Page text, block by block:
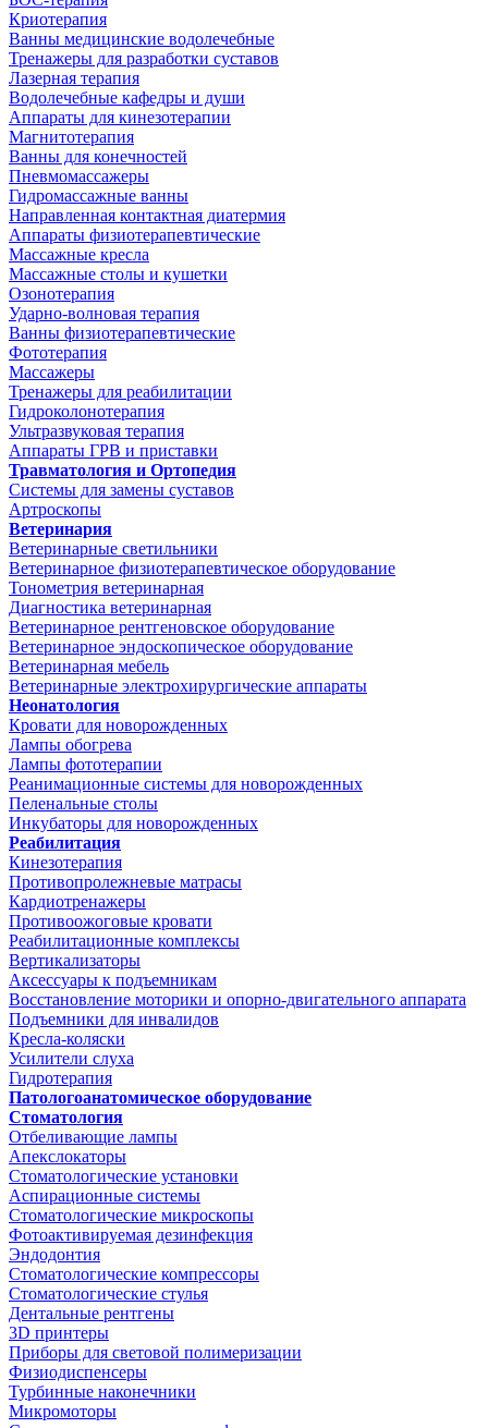
Криотерапия
Ванны медицинские водолечебные
Тренажеры для разработки суставов
Лазерная терапия
Водолечебные кафедры и души
Аппараты для кинезотерапии
Магнитотерапия
Ванны для конечностей
Пневмомассажеры
Гидромассажные ванны
Направленная контактная диатермия
Аппараты физиотерапевтические
Массажные кресла
Массажные столы и кушетки
Озонотерапия
Ударно-волновая терапия
Ванны физиотерапевтические
Фототерапия
Массажеры
Тренажеры для реабилитации
Гидроколонотерапия
Ультразвуковая терапия
Аппараты ГРВ и приставки
Травматология и Ортопедия
Системы для замены суставов
Артроскопы
Ветеринария
Ветеринарные светильники
Ветеринарное физиотерапевтическое оборудование
Тонометрия ветеринарная
Диагностика ветеринарная
Ветеринарное рентгеновское оборудование
Ветеринарное эндоскопическое оборудование
Ветеринарная мебель
Ветеринарные электрохирургические аппараты
Неонатология
Кровати для новорожденных
Лампы обогрева
Лампы фототерапии
Реанимационные системы для новорожденных
Пеленальные столы
Инкубаторы для новорожденных
Реабилитация
Кинезотерапия
Противопролежневые матрасы
Кардиотренажеры
Противоожоговые кровати
Реабилитационные комплексы
Вертикализаторы
Аксессуары к подъемникам
Восстановление моторики и опорно-двигательного аппарата
Подъемники для инвалидов
Кресла-коляски
Усилители слуха
Гидротерапия
Патологоанатомическое оборудование
Стоматология
Отбеливающие лампы
Апекслокаторы
Стоматологические установки
Аспирационные системы
Стоматологические микроскопы
Фотоактивируемая дезинфекция
Эндодонтия
Стоматологические компрессоры
Стоматологические стулья
Дентальные рентгены
3D принтеры
Приборы для световой полимеризации
Физиодиспенсеры
Турбинные наконечники
Микромоторы